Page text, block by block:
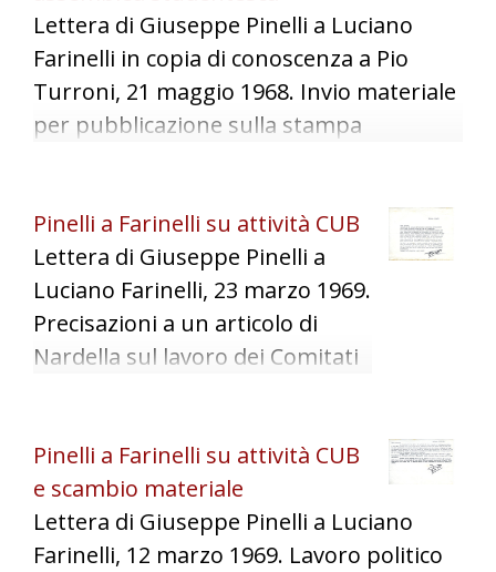
Lettera di Giuseppe Pinelli a Luciano
Farinelli in copia di conoscenza a Pio
Turroni, 21 maggio 1968. Invio materiale
per pubblicazione sulla stampa
"Ponte della Ghisolfa" il 25 maggio 1968
(da cui le pubblicazioni "La meritocrazia",
"Rivoluzione studentesca").
Pinelli a Farinelli su attività CUB
Lettera di Giuseppe Pinelli a
Luciano Farinelli, 23 marzo 1969.
Precisazioni a un articolo di
Nardella sul lavoro dei Comitati
Pinelli a Farinelli su attività CUB
e scambio materiale
Lettera di Giuseppe Pinelli a Luciano
Farinelli, 12 marzo 1969. Lavoro politico